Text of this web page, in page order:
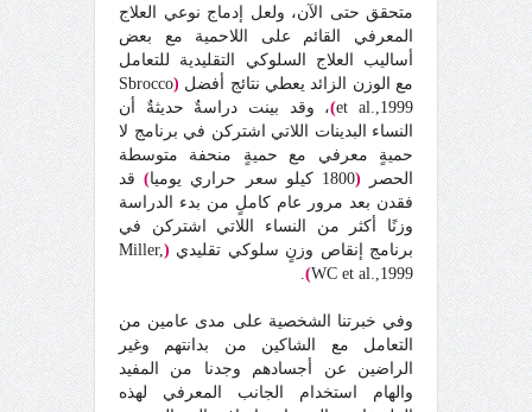
متحقق حتى الآن، ولعل إدماج نوعي العلاج
المعرفي القائم على اللاحمية مع بعض
أساليب العلاج السلوكي التقليدية للتعامل
مع الوزن الزائد يعطي نتائج أفضل (
Sbrocco
et al.,1999
)، وقد بينت دراسةٌ حديثةٌ أن
النساء البدينات اللاتي اشتركن في برنامج لا
حميةٍ معرفي مع حميةٍ منحفة متوسطة
الحصر (1800 كيلو سعر حراري يوميا )قد
فقدن بعد مرور عام كاملٍ من بدء الدراسة
وزنًا أكثر من النساء اللاتي اشتركن في
برنامج إنقاص وزنٍ سلوكي تقليدي (
Miller,
WC et al.,1999
)
.
وفي خبرتنا الشخصية على مدى عامين من
التعامل مع الشاكين من بدانتهم وغير
الراضين عن أجسادهم وجدنا من المفيد
والهام استخدام الجانب المعرفي لهذه